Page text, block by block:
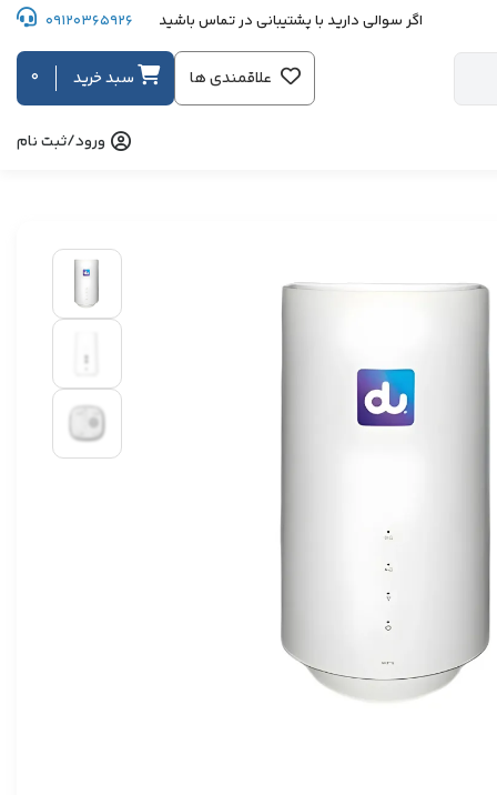
اگر سوالی دارید با پشتیبانی در تماس باشید 09120365926
علاقمندی ها سبد خرید 0
ورود/ثبت نام